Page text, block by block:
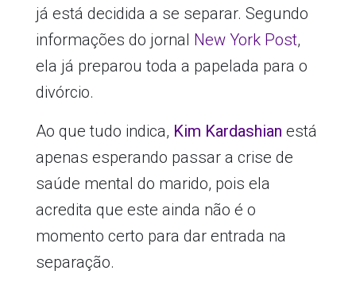
já está decidida a se separar. Segundo
informações do jornal New York Post,
ela já preparou toda a papelada para o
divórcio.
Ao que tudo indica, Kim Kardashian está
apenas esperando passar a crise de
saúde mental do marido, pois ela
acredita que este ainda não é o
momento certo para dar entrada na
separação.